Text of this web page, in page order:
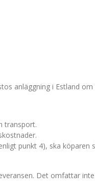
anläggning i Estland
transport.
punkt 4), ska
Det omfattar